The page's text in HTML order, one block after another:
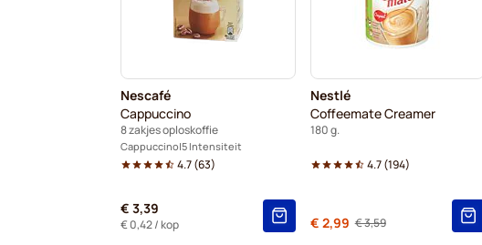
Nescafé
Cappuccino
8 zakjes oploskoffie
Cappuccino 5 Intensiteit
4.7(63)
€ 3,39
€ 0,42/ kop
Nestlé
Coffeemate Creamer
180 g.
4.7(194)
Normale prijs
€ 3,59
Van
€ 2,99